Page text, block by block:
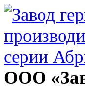
ООО